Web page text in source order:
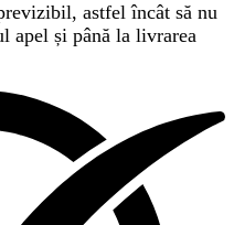
astfel încât să nu
apel și până la livrarea